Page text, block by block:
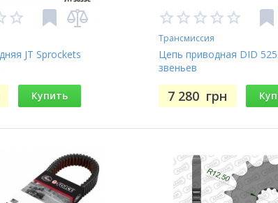
JT Sprockets
Купить
Трансмиссия
Цепь приводная DID
звеньев
7 280 грн